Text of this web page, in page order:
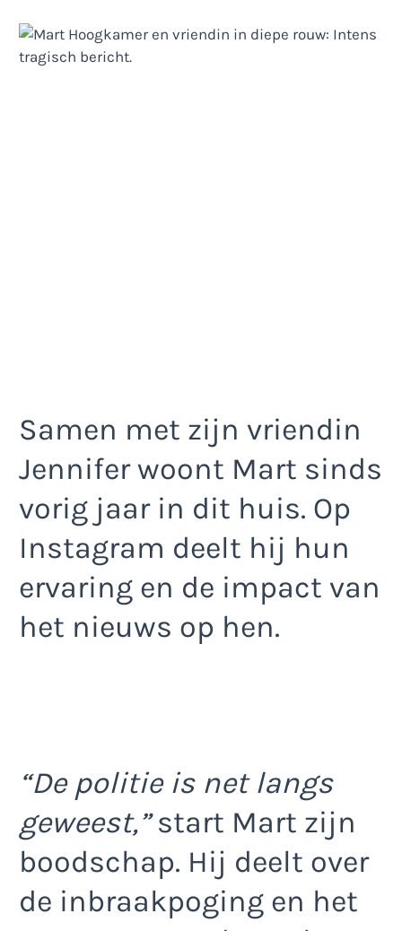
Samen met zijn vriendin
Jennifer woont Mart sinds
vorig jaar in dit huis. Op
Instagram deelt hij hun
ervaring en de impact van
het nieuws op hen.
“De politie is net langs
geweest,”start Mart zijn
boodschap. Hij deelt over
de inbraakpoging en het